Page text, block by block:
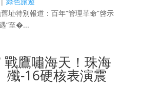
址特別報道：百年“管理革命”啓示
“至�...
鷹嘯海天！珠海
殲-16硬核表演震